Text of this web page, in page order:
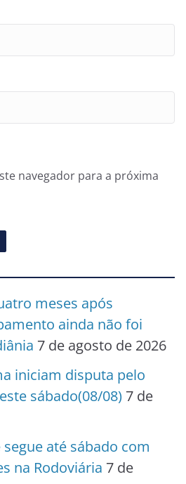
navegador para a próxima
meses após
ainda não foi
7 de agosto de 2026
iniciam disputa pelo
sábado(08/08) 7 de
até sábado com
na Rodoviária 7 de